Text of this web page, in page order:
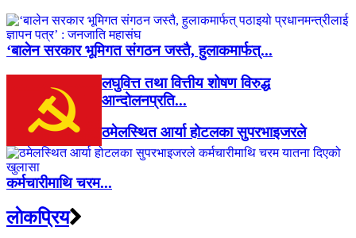
‘बालेन सरकार भूमिगत संगठन जस्तै, हुलाकमार्फत्...
लघुवित्त तथा वित्तीय शोषण विरुद्ध
आन्दोलनप्रति...
ठमेलस्थित आर्या होटलका सुपरभाइजरले
कर्मचारीमाथि चरम...
लाेकप्रिय